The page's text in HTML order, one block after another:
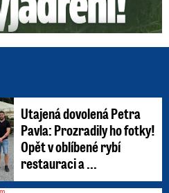
Utajená dovolená Petra
Pavla: Prozradily ho fotky!
Opět v oblíbené rybí
restauraci a ...